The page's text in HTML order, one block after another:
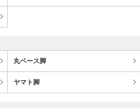
丸ベース脚
ヤマト脚